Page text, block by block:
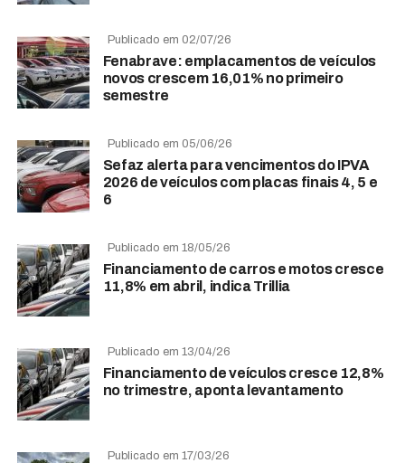
Publicado em 02/07/26
Fenabrave: emplacamentos de veículos
novos crescem 16,01% no primeiro
semestre
Publicado em 05/06/26
Sefaz alerta para vencimentos do IPVA
2026 de veículos com placas finais 4, 5 e
6
Publicado em 18/05/26
Financiamento de carros e motos cresce
11,8% em abril, indica Trillia
Publicado em 13/04/26
Financiamento de veículos cresce 12,8%
no trimestre, aponta levantamento
Publicado em 17/03/26